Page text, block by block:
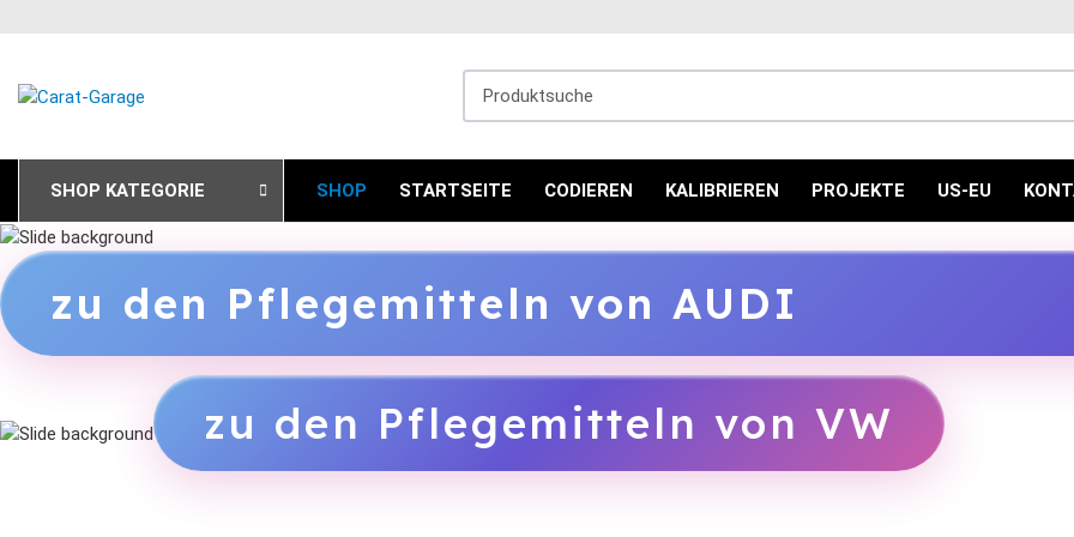
SHOP KATEGORIE SHOP STARTSEITE CODIEREN KALIBRIEREN PROJEKTE US-EU
zu den Pflegemitteln von AUDI
zu den Pflegemitteln von VW